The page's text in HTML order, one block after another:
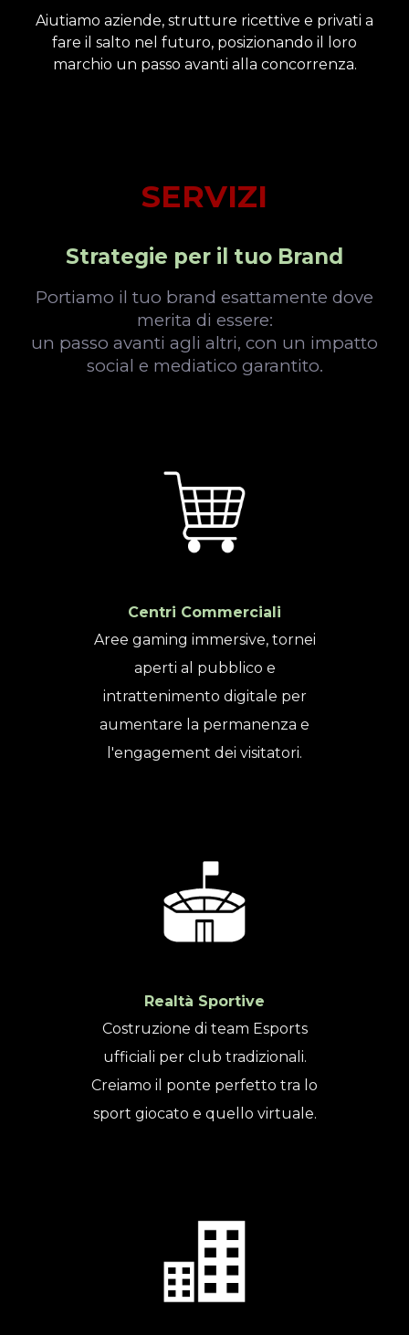
Aiutiamo aziende, strutture ricettive e privati a
fare il salto nel futuro, posizionando il loro
marchio un passo avanti alla concorrenza.
SERVIZI
Strategie per il tuo Brand
Portiamo il tuo brand esattamente dove
merita di essere:
un passo avanti agli altri, con un impatto
social e mediatico garantito.
Centri Commerciali
Aree gaming immersive, tornei
aperti al pubblico e
intrattenimento digitale per
aumentare la permanenza e
l'engagement dei visitatori.
Realtà Sportive
Costruzione di team Esports
ufficiali per club tradizionali.
Creiamo il ponte perfetto tra lo
sport giocato e quello virtuale.